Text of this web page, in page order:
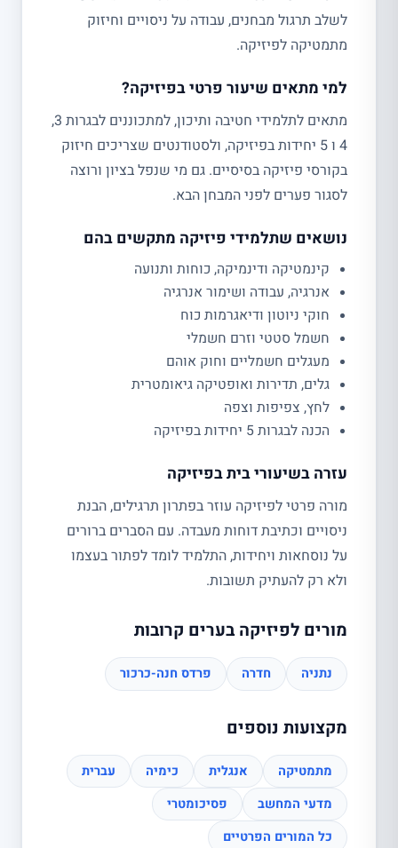
לשלב תרגול מבחנים, עבודה על ניסויים וחיזוק
מתמטיקה לפיזיקה.
למי מתאים שיעור פרטי בפיזיקה?
מתאים לתלמידי חטיבה ותיכון, למתכוננים לבגרות 3,
4 ו 5 יחידות בפיזיקה, ולסטודנטים שצריכים חיזוק
בקורסי פיזיקה בסיסיים. גם מי שנפל בציון ורוצה
לסגור פערים לפני המבחן הבא.
נושאים שתלמידי פיזיקה מתקשים בהם
קינמטיקה ודינמיקה, כוחות ותנועה
אנרגיה, עבודה ושימור אנרגיה
חוקי ניוטון ודיאגרמות כוח
חשמל סטטי וזרם חשמלי
מעגלים חשמליים וחוק אוהם
גלים, תדירות ואופטיקה גיאומטרית
לחץ, צפיפות וצפה
הכנה לבגרות 5 יחידות בפיזיקה
עזרה בשיעורי בית בפיזיקה
מורה פרטי לפיזיקה עוזר בפתרון תרגילים, הבנת
ניסויים וכתיבת דוחות מעבדה. עם הסברים ברורים
על נוסחאות ויחידות, התלמיד לומד לפתור בעצמו
ולא רק להעתיק תשובות.
מורים לפיזיקה בערים קרובות
נתניה חדרה פרדס חנה-כרכור
מקצועות נוספים
מתמטיקה אנגלית כימיה
עברית
מדעי המחשב
פסיכומטרי
כל המורים הפרטיים